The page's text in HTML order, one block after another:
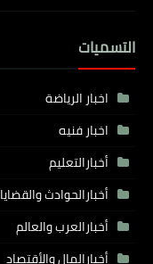
التسميات
اخبار الرياضة
اخبار فنيه
أخبارالتعليم
أخبارالحوادث والقضايا
أخبارالعرب والعالم
أخبارالمال والأقتصاد